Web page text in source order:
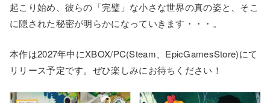
起こり始め、彼らの「完璧」な小さな世界の真の姿と、そこ
に隠された秘密が明らかになっていきます・・・。
本作は2027年中にXBOX/PC(Steam、EpicGamesStore)にて
リリース予定です。ぜひ楽しみにお待ちください！